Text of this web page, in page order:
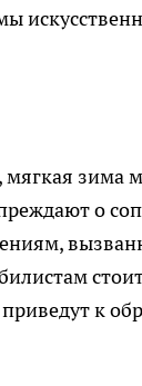
мягкая
о
к